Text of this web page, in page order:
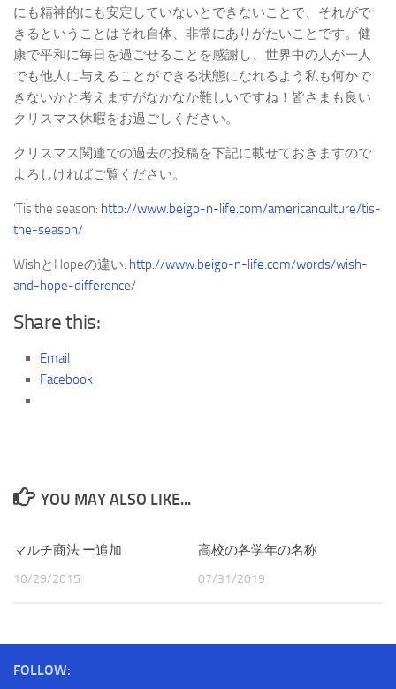
にも精神的にも安定していないとできないことで、それがで
きるということはそれ自体、非常にありがたいことです。健
康で平和に毎日を過ごせることを感謝し、世界中の人が一人
でも他人に与えることができる状態になれるよう私も何かで
きないかと考えますがなかなか難しいですね！皆さまも良い
クリスマス休暇をお過ごしください。
クリスマス関連での過去の投稿を下記に載せておきますので
よろしければご覧ください。
‘Tis the season: http://www.beigo-n-life.com/americanculture/tis-
the-season/
WishとHopeの違い: http://www.beigo-n-life.com/words/wish-
and-hope-difference/
Share this:
Email
Facebook
YOU MAY ALSO LIKE...
マルチ商法 ー追加
10/29/2015
高校の各学年の名称
07/31/2019
FOLLOW: